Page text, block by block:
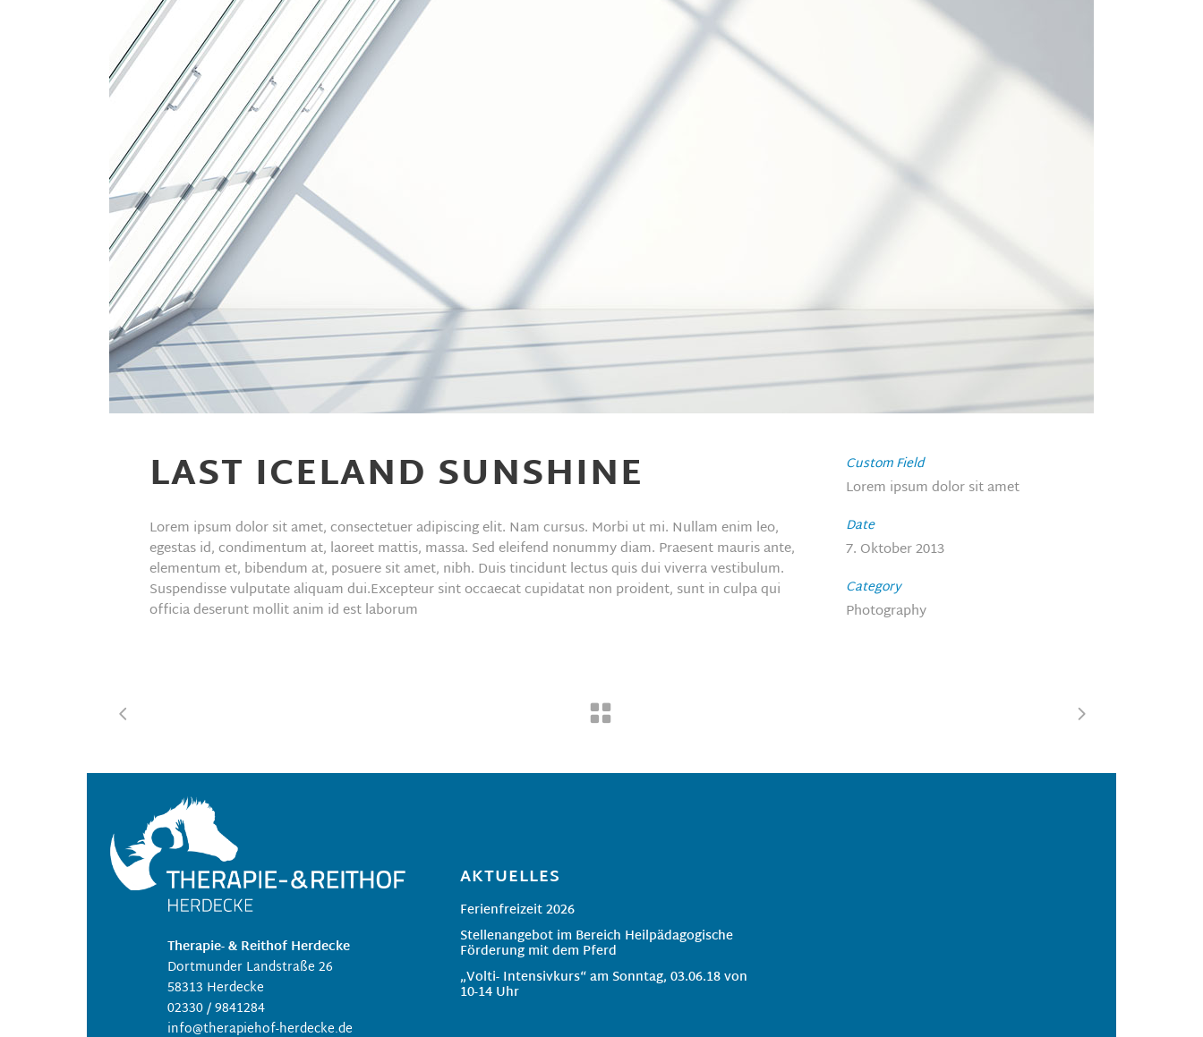
LAST ICELAND SUNSHINE
Lorem ipsum dolor sit amet, consectetuer adipiscing elit. Nam cursus. Morbi ut mi. Nullam enim leo,
egestas id, condimentum at, laoreet mattis, massa. Sed eleifend nonummy diam. Praesent mauris ante,
elementum et, bibendum at, posuere sit amet, nibh. Duis tincidunt lectus quis dui viverra vestibulum.
Suspendisse vulputate aliquam dui.Excepteur sint occaecat cupidatat non proident, sunt in culpa qui
officia deserunt mollit anim id est laborum
Custom Field
Lorem ipsum dolor sit amet
Date
7. Oktober 2013
Category
Photography
Therapie- & Reithof Herdecke
Dortmunder Landstraße 26
58313 Herdecke
02330 / 9841284
info@therapiehof-herdecke.de
AKTUELLES
Ferienfreizeit 2026
Stellenangebot im Bereich Heilpädagogische
Förderung mit dem Pferd
„Volti- Intensivkurs“ am Sonntag, 03.06.18 von
10-14 Uhr